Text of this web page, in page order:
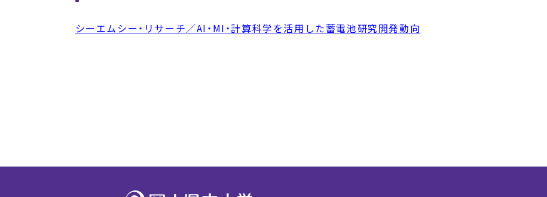
シーエムシー・リサーチ／AI・MI・計算科学を活用した蓄電池研究開発動向